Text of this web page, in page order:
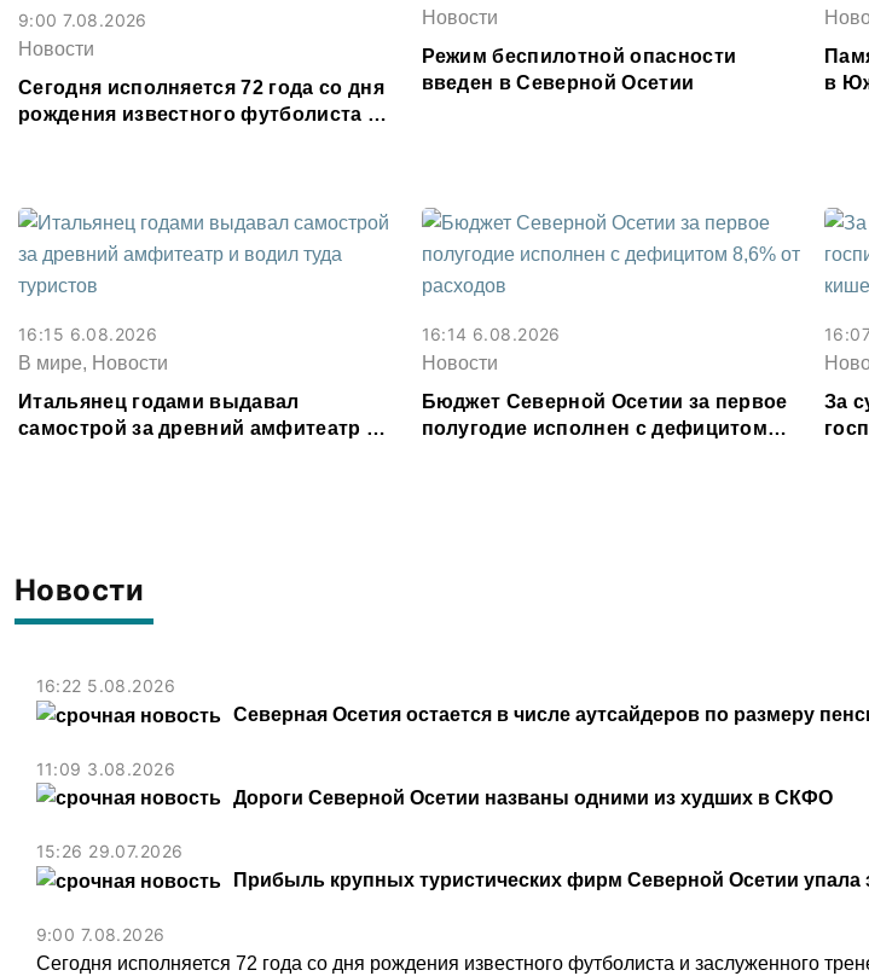
Новости
16:22 5.08.2026
Северная Осетия остается в числе аутсайдеров по размеру
11:09 3.08.2026
Дороги Северной Осетии названы одними из худших в СКФО
15:26 29.07.2026
Прибыль крупных туристических фирм Северной Осетии упала
9:00 7.08.2026
Сегодня исполняется 72 года со дня рождения известного футболиста и заслуженного
9:00 7.08.2026
Новости
Сегодня исполняется 72 года со дня
рождения известного футболиста и
Новости
Режим беспилотной опасности
введен в Северной Осетии
в
16:15 6.08.2026
В мире, Новости
Итальянец годами выдавал
самострой за древний амфитеатр и
16:14 6.08.2026
Новости
Бюджет Северной Осетии за первое
полугодие исполнен с дефицитом
За